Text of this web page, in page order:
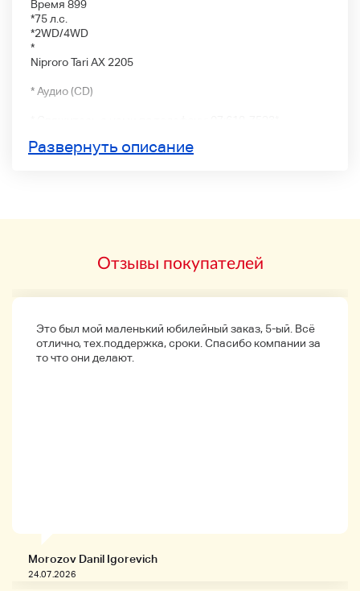
Время 899
*75 л.с.
*2WD/4WD
*
Niproro Tari AX 2205
* Аудио (CD)
Развернуть описание
Отзывы покупателей
Это был мой маленький юбилейный заказ, 5-ый. Всё
отлично, тех.поддержка, сроки. Спасибо компании за
то что они делают.
Morozov Danil Igorevich
24.07.2026